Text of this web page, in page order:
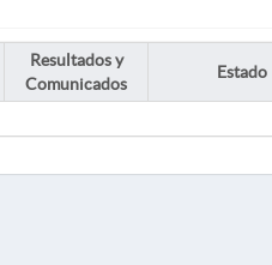
Resultados y
Comunicados
Estado